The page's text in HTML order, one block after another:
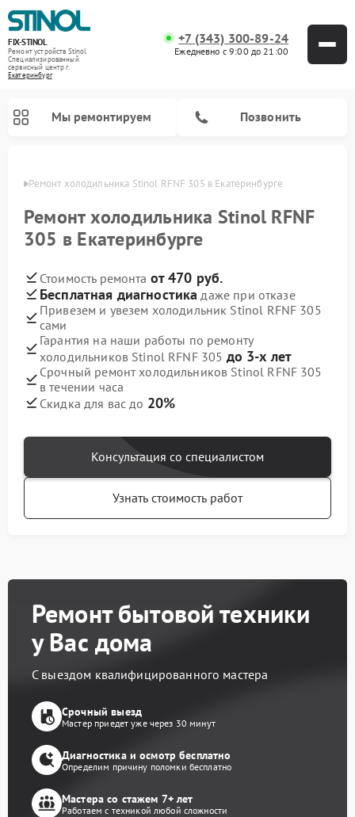
FIX-STINOL
Ремонт устройств Stinol
Специализированный
cервисный центр г.
Екатеринбург
+7 (343) 300-89-24
Ежедневно с 9:00 до 21:00
Мы ремонтируем Позвонить
Ремонт холодильника Stinol RFNF 305 в Екатеринбурге
Ремонт холодильника Stinol RFNF
305 в Екатеринбурге
Стоимость ремонта от 470 руб.
Бесплатная диагностика даже при отказе
Привезем и увезем холодильник Stinol RFNF 305
сами
Гарантия на наши работы по ремонту
холодильников Stinol RFNF 305 до 3-х лет
Срочный ремонт холодильников Stinol RFNF 305
в течении часа
Скидка для вас до 20%
Консультация со специалистом
Узнать стоимость работ
Ремонт бытовой техники
у Вас дома
С выездом квалифицированного мастера
Срочный выезд
Мастер приедет уже через 30 минут
Диагностика и осмотр бесплатно
Определим причину поломки бесплатно
Мастера со стажем 7+ лет
Работаем с техникой любой сложности